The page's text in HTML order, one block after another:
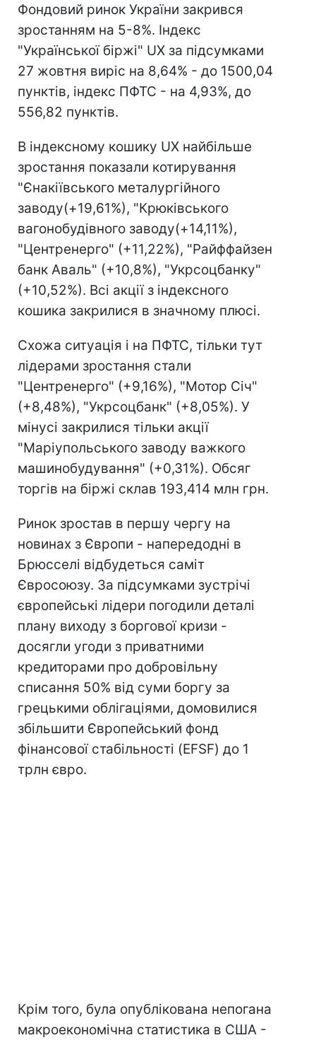
Фондовий ринок України закрився
зростанням на 5-8%. Індекс
"Української біржі" UX за підсумками
27 жовтня виріс на 8,64% - до 1500,04
пунктів, індекс ПФТС - на 4,93%, до
556,82 пунктів.
В індексному кошику UX найбільше
зростання показали котирування
"Єнакіївського металургійного
заводу(+19,61%), "Крюківського
вагонобудівного заводу(+14,11%),
"Центренерго" (+11,22%), "Райффайзен
банк Аваль" (+10,8%), "Укрсоцбанку"
(+10,52%). Всі акції з індексного
кошика закрилися в значному плюсі.
Схожа ситуація і на ПФТС, тільки тут
лідерами зростання стали
"Центренерго" (+9,16%), "Мотор Січ"
(+8,48%), "Укрсоцбанк" (+8,05%). У
мінусі закрилися тільки акції
"Маріупольського заводу важкого
машинобудування" (+0,31%). Обсяг
торгів на біржі склав 193,414 млн грн.
Ринок зростав в першу чергу на
новинах з Європи - напередодні в
Брюсселі відбудеться саміт
Євросоюзу. За підсумками зустрічі
європейські лідери погодили деталі
плану виходу з боргової кризи -
досягли угоди з приватними
кредиторами про добровільну
списання 50% від суми боргу за
грецькими облігаціями, домовилися
збільшити Європейський фонд
фінансової стабільності (EFSF) до 1
трлн євро.
Крім того, була опублікована непогана
макроекономічна статистика в США -